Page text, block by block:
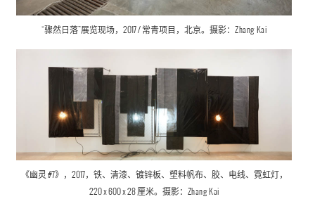
“骤然日落”展览现场，2017 / 常青项目，北京。摄影：Zhang Kai
《幽灵 #7》，2017，铁、清漆、镀锌板、塑料帆布、胶、电线、霓虹灯，
220 x 600 x 28 厘米。摄影： Zhang Kai